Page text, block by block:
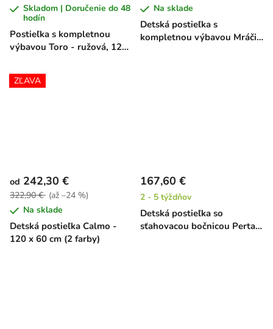
Postieľka s kompletnou
výbavou Toro - ružová, 120
Skladom | Doručenie do 48
hodín
Detská postieľka s
kompletnou výbavou Mráčik
Na sklade
ZĽAVA
Detská postieľka Calmo -
120 x 60 cm (2 farby)
od 242,30 €
322,90 € (až –24 %)
Na sklade
Detská postieľka so
sťahovacou bočnicou Perta -
167,60 €
2 - 5 týždňov